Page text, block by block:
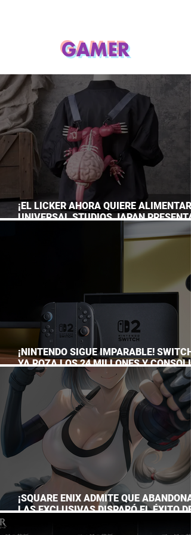
GAMER
¡EL LICKER AHORA QUIERE
UNIVERSAL STUDIOS JAPAN PRESENTA
SU TERRORÍFICA COLECCIÓN DE
¡NINTENDO SIGUE IMPARABLE! SWITCH
YA ROZA LOS 24 MILLONES Y
EL DOMINIO DE LA GRAN N
¡SQUARE ENIX ADMITE QUE
LAS EXCLUSIVAS DISPARÓ EL ÉXITO DE